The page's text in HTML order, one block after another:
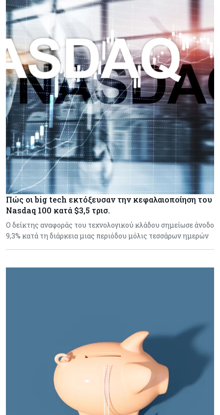
Πώς οι big tech εκτόξευσαν την κεφαλαιοποίηση του
Nasdaq 100 κατά $3,5 τρισ.
Ο δείκτης αναφοράς του τεχνολογικού κλάδου σημείωσε άνοδο
9,3% κατά τη διάρκεια μιας περιόδου μόλις τεσσάρων ημερών